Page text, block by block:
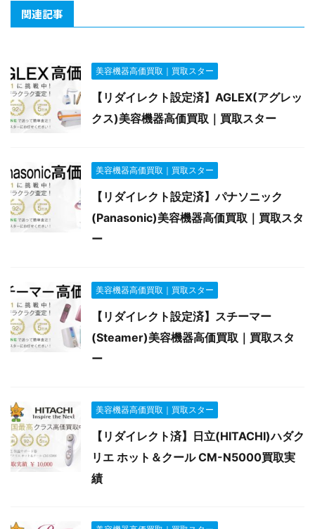
関連記事
美容機器高価買取｜買取スター
【リダイレクト設定済】AGLEX(アグレッ
クス)美容機器高価買取｜買取スター
美容機器高価買取｜買取スター
【リダイレクト設定済】パナソニック
(Panasonic)美容機器高価買取｜買取スタ
ー
美容機器高価買取｜買取スター
【リダイレクト設定済】スチーマー
(Steamer)美容機器高価買取｜買取スタ
ー
美容機器高価買取｜買取スター
【リダイレクト済】日立(HITACHI)ハダク
リエ ホット＆クール CM-N5000買取実
績